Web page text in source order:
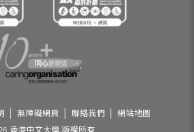
無障礙網頁 聯絡我們
網站地圖
香港中文大學 版權所有